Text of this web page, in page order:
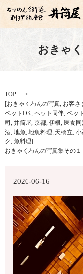
おきゃ
TOP
[おきゃくわんの写真, お客さ
ペットOK, ペット同伴, ペッ
司 , 井筒屋, 京都, 伊根, 医食同
酒, 地魚, 地魚料理, 天橋立, 小
ク, 魚料理]
おきゃくわんの写真集その１
2020-06-16